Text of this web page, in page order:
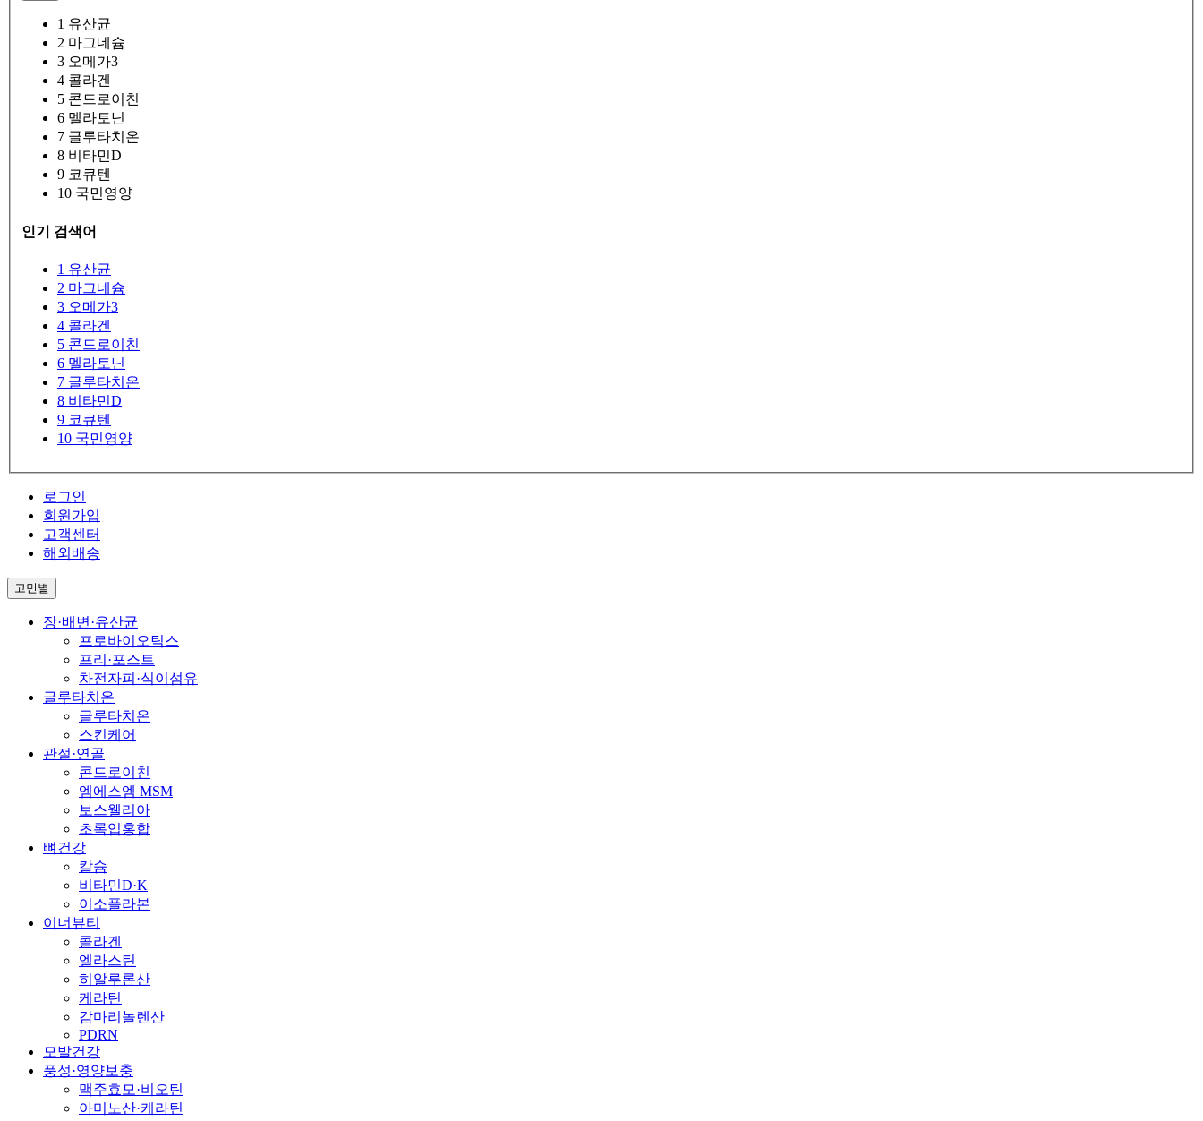
1 유산균
2 마그네슘
3 오메가3
4 콜라겐
5 콘드로이친
6 멜라토닌
7 글루타치온
8 비타민D
9 코큐텐
10 국민영양
인기 검색어
1 유산균
2 마그네슘
3 오메가3
4 콜라겐
5 콘드로이친
6 멜라토닌
7 글루타치온
8 비타민D
9 코큐텐
10 국민영양
로그인
회원가입
고객센터
해외배송
고민별
장·배변·유산균
프로바이오틱스
프리·포스트
차전자피·식이섬유
글루타치온
글루타치온
스킨케어
관절·연골
콘드로이친
엠에스엠 MSM
보스웰리아
초록입홍합
뼈건강
칼슘
비타민D·K
이소플라본
이너뷰티
콜라겐
엘라스틴
히알루론산
케라틴
감마리놀렌산
PDRN
모발건강
풍성·영양보충
맥주효모·비오틴
아미노산·케라틴